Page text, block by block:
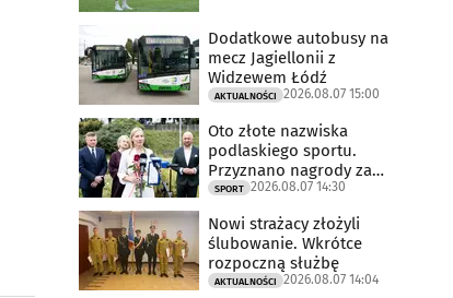
Dodatkowe autobusy na
mecz Jagiellonii z
Widzewem Łódź
AKTUALNOŚCI 2026.08.07 15:00
Oto złote nazwiska
podlaskiego sportu.
Przyznano nagrody za
2025 rok
SPORT 2026.08.07 14:30
Nowi strażacy złożyli
ślubowanie. Wkrótce
rozpoczną służbę
AKTUALNOŚCI 2026.08.07 14:04